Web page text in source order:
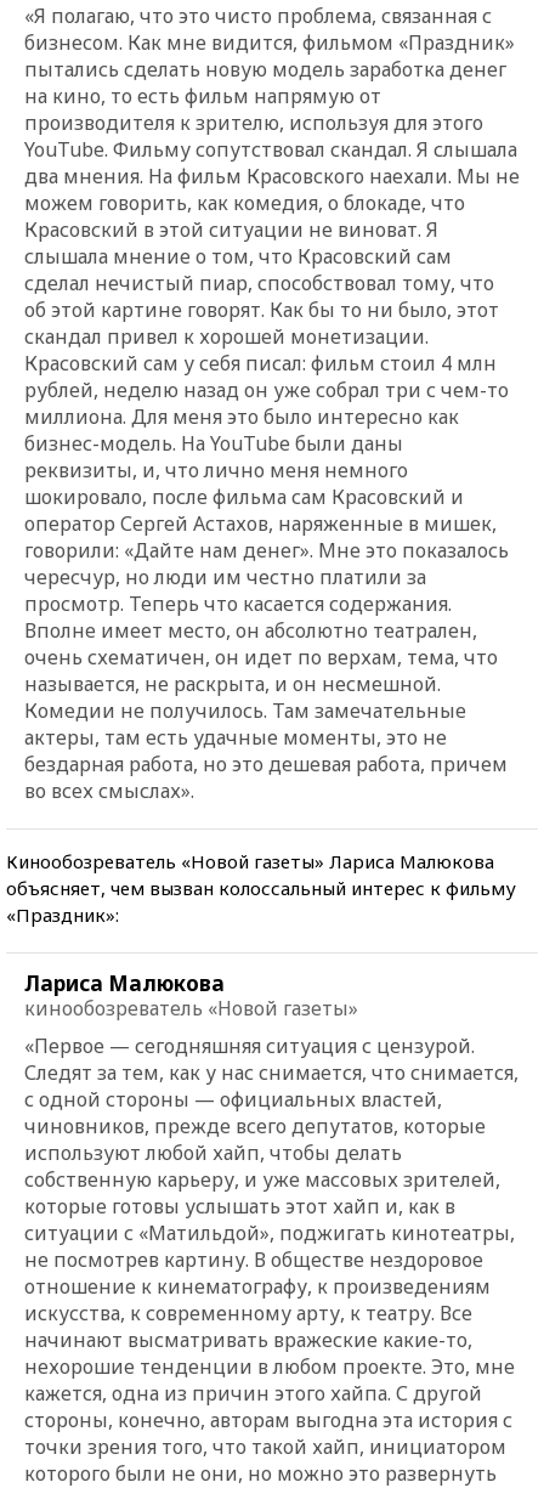
«Я полагаю, что это чисто проблема, связанная с
бизнесом. Как мне видится, фильмом «Праздник»
пытались сделать новую модель заработка денег
на кино, то есть фильм напрямую от
производителя к зрителю, используя для этого
YouTube. Фильму сопутствовал скандал. Я слышала
два мнения. На фильм Красовского наехали. Мы не
можем говорить, как комедия, о блокаде, что
Красовский в этой ситуации не виноват. Я
слышала мнение о том, что Красовский сам
сделал нечистый пиар, способствовал тому, что
об этой картине говорят. Как бы то ни было, этот
скандал привел к хорошей монетизации.
Красовский сам у себя писал: фильм стоил 4 млн
рублей, неделю назад он уже собрал три с чем-то
миллиона. Для меня это было интересно как
бизнес-модель. На YouTube были даны
реквизиты, и, что лично меня немного
шокировало, после фильма сам Красовский и
оператор Сергей Астахов, наряженные в мишек,
говорили: «Дайте нам денег». Мне это показалось
чересчур, но люди им честно платили за
просмотр. Теперь что касается содержания.
Вполне имеет место, он абсолютно театрален,
очень схематичен, он идет по верхам, тема, что
называется, не раскрыта, и он несмешной.
Комедии не получилось. Там замечательные
актеры, там есть удачные моменты, это не
бездарная работа, но это дешевая работа, причем
во всех смыслах».
Кинообозреватель «Новой газеты» Лариса Малюкова
объясняет, чем вызван колоссальный интерес к фильму
«Праздник»:
Лариса Малюкова
кинообозреватель «Новой газеты»
«Первое — сегодняшняя ситуация с цензурой.
Следят за тем, как у нас снимается, что снимается,
с одной стороны — официальных властей,
чиновников, прежде всего депутатов, которые
используют любой хайп, чтобы делать
собственную карьеру, и уже массовых зрителей,
которые готовы услышать этот хайп и, как в
ситуации с «Матильдой», поджигать кинотеатры,
не посмотрев картину. В обществе нездоровое
отношение к кинематографу, к произведениям
искусства, к современному арту, к театру. Все
начинают высматривать вражеские какие-то,
нехорошие тенденции в любом проекте. Это, мне
кажется, одна из причин этого хайпа. С другой
стороны, конечно, авторам выгодна эта история с
точки зрения того, что такой хайп, инициатором
которого были не они, но можно это развернуть